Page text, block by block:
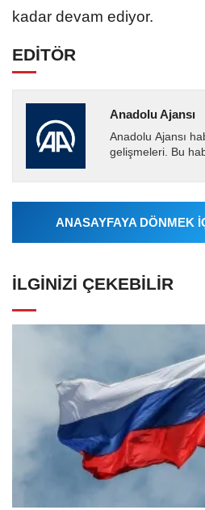
kadar devam ediyor.
EDİTÖR
Anadolu Ajansı
Anadolu Ajansı
gelişmeleri. Bu
tarafından geçilen
ANASAYFAYA DÖNMEK
İLGINIZI ÇEKEBILIR